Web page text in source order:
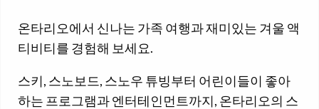
온타리오에서 신나는 가족 여행과 재미있는 겨울 액
티비티를 경험해 보세요.
스키, 스노보드, 스노우 튜빙부터 어린이들이 좋아
하는 프로그램과 엔터테인먼트까지, 온타리오의 스